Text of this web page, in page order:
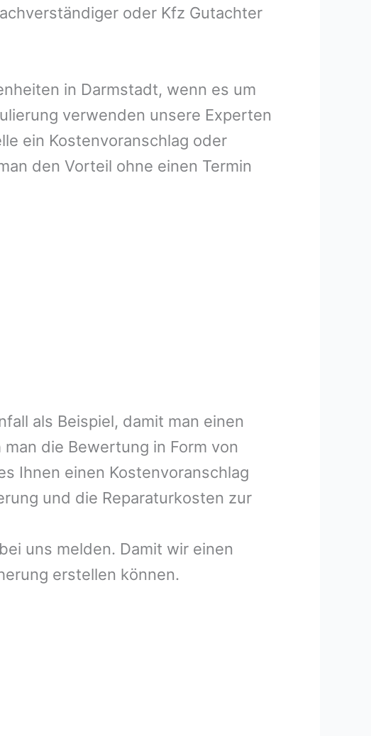
oder Kfz Gutachter
in Darmstadt, wenn es um
verwenden unsere Experten
ein Kostenvoranschlag oder
den Vorteil ohne einen Termin
als Beispiel, damit man einen
die Bewertung in Form von
Ihnen einen Kostenvoranschlag
und die Reparaturkosten zur
uns melden. Damit wir einen
erstellen können.